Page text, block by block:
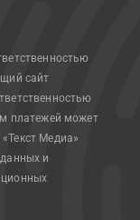
сайт
платежей может
Медиа»
и